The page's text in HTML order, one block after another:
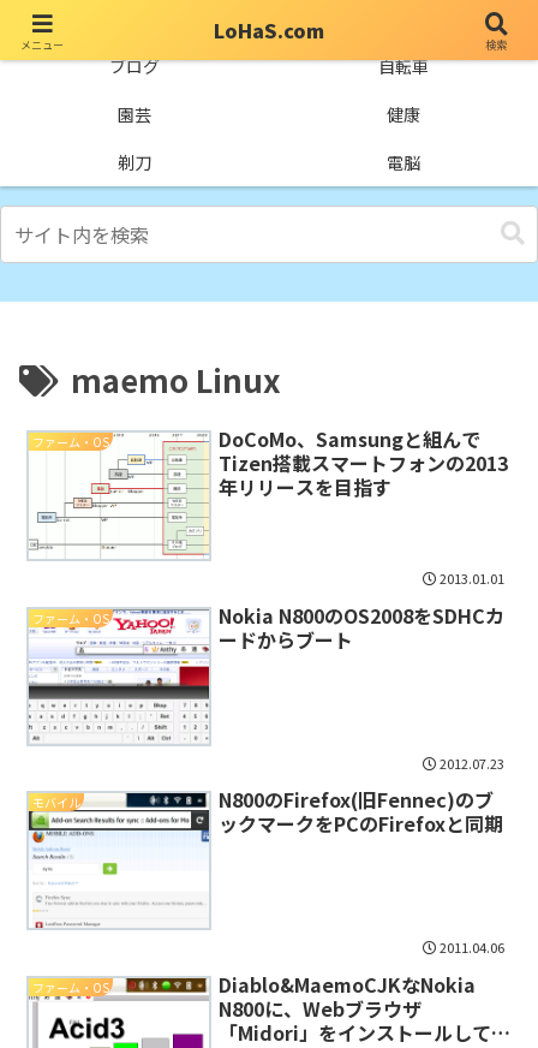
ブログ
自転車
園芸
健康
剃刀
電脳
maemo Linux
ファーム・OS
DoCoMo、Samsungと組んで
Tizen搭載スマートフォンの2013
年リリースを目指す
2013.01.01
ファーム・OS
Nokia N800のOS2008をSDHCカ
ードからブート
2012.07.23
モバイル
N800のFirefox(旧Fennec)のブ
ックマークをPCのFirefoxと同期
2011.04.06
ファーム・OS
Diablo&MaemoCJKなNokia
N800に、Webブラウザ
「Midori」をインストールしてみ
メニュー
LoHaS.com
検索